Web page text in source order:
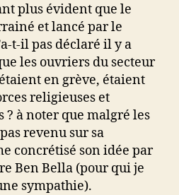
plus évident que le
et lancé par le
t-il pas déclaré il y a
les ouvriers du secteur
en grève, étaient
religieuses et
à noter que malgré les
revenu sur sa
concrétisé son idée par
Ben Bella (pour qui je
sympathie).